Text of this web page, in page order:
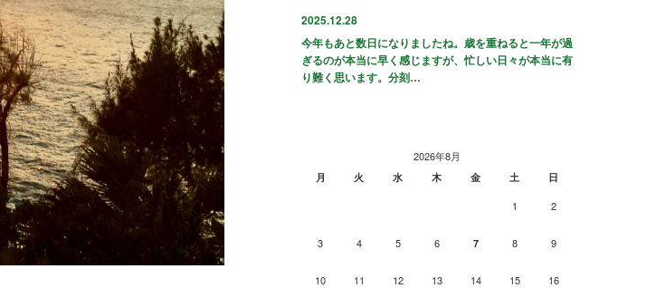
2025.12.28
今年もあと数日になりましたね。歳を重ねると一年が過
ぎるのが本当に早く感じますが、忙しい日々が本当に有
り難く思います。分刻…
2026年8月
月 火 水 木 金 土 日
1 2
3 4 5 6 7 8 9
10 11 12 13 14 15 16